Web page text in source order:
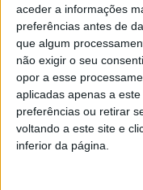
aceder a informações
preferências antes de
que algum
não exigir o seu
opor a esse
aplicadas apenas a
preferências ou retirar
voltando a este site e
inferior da página.
economicamente
disponibilidades
limitadas.
Para além da
ao longo dos anos
superior de muitos